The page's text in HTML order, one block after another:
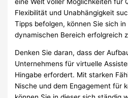
Flexibilität und Unabhängigkeit
Tipps befolgen, können Sie sich
dynamischen Bereich erfolgreich
Denken Sie daran, dass der
Unternehmens für virtuelle
Hingabe erfordert. Mit starken
Nische und dem Engagement für